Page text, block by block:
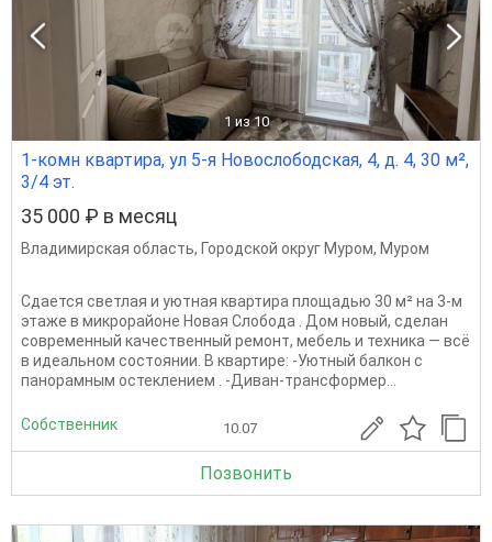
1 из 10
1-комн квартира, ул 5-я Новослободская, 4, д. 4, 30 м²,
3/4 эт.
35 000 ₽ в месяц
Владимирская область, Городской округ Муром, Муром
Сдается светлая и уютная квартира площадью 30 м² на 3-м
этаже в микрорайоне Новая Слобода . Дом новый, сделан
современный качественный ремонт, мебель и техника — всё
в идеальном состоянии. В квартире: -Уютный балкон с
панорамным остеклением . -Диван-трансформер...
Собственник 10.07
Позвонить